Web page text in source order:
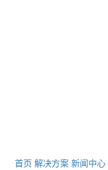
首页 解决方案 新闻中心